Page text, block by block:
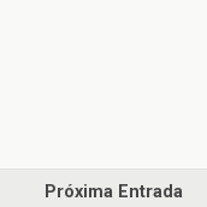
Próxima Entrada